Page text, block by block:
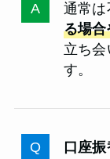
通常
る場
立ち
す。
口座